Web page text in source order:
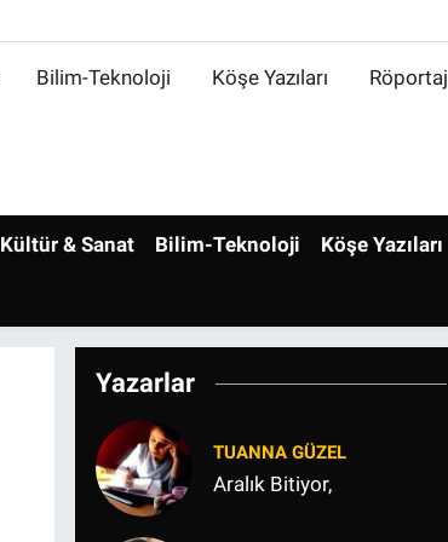
Bilim-Teknoloji Köşe Yazıları Röportaj
Kültür & Sanat Bilim-Teknoloji Köşe Yazıları
Yazarlar
TUANNA GÜZEL
Aralık Bitiyor,